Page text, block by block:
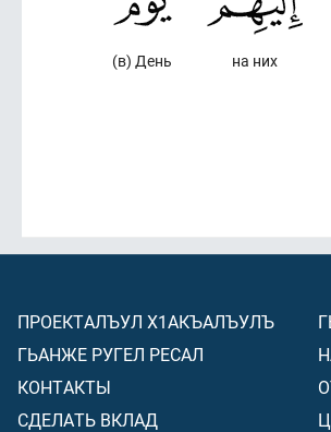
на них
(в) День
ПРОЕКТАЛЪУЛ Х1АКЪАЛЪУЛЪ
ГЬАНЖЕ РУГЕЛ РЕСАЛ
КОНТАКТЫ
СДЕЛАТЬ ВКЛАД